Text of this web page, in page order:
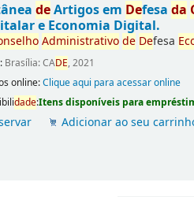
deArtigos em Defesada
e Economia Digital.
Administrativode Defesa
Brasília: CADE, 2021
online:Clique aqui para acessar online
dade:Itens disponíveis para
Adicionar ao seu